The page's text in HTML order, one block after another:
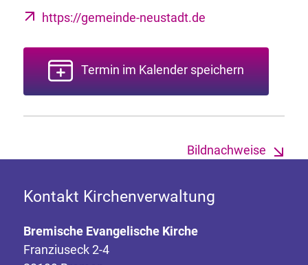
https://gemeinde-neustadt.de
Termin im Kalender speichern
Bildnachweise
Kontakt Kirchenverwaltung
Bremische Evangelische Kirche
Franziuseck 2-4